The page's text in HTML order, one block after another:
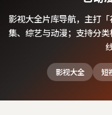
影视大全片库导航，主打「
集、综艺与动漫；支持分
影视大全 短